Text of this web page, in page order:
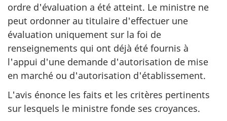
ordre d'évaluation a été atteint. Le ministre ne
peut ordonner au titulaire d'effectuer une
évaluation uniquement sur la foi de
renseignements qui ont déjà été fournis à
l'appui d'une demande d'autorisation de mise
en marché ou d'autorisation d'établissement.
L'avis énonce les faits et les critères pertinents
sur lesquels le ministre fonde ses croyances.